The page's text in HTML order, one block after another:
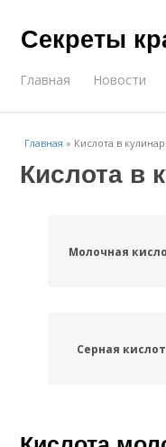
Секреты
Главная Новости
Главная » Кислота в
Кислота в
Молочная
Серная